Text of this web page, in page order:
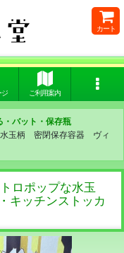
カート
ジ ご利用案内
バット・保存瓶
水玉柄 密閉保存容器 ヴィ
ロポップな水玉
ッチンストッカ